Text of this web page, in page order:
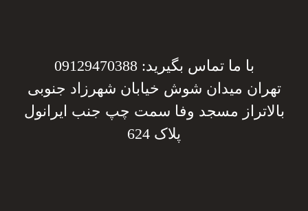
با ما تماس بگیرید: 09129470388
تهران میدان شوش خیابان شهرزاد جنوبی
بالاتراز مسجد وفا سمت چپ جنب ایرانول
پلاک 624